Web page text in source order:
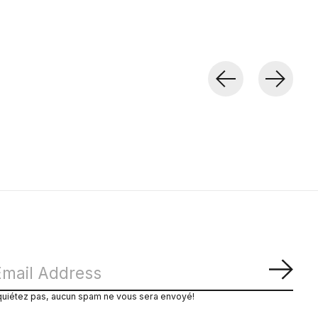
pas, aucun spam ne vous sera envoyé!